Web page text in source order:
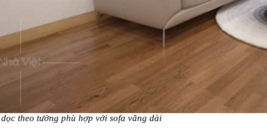
theo tường phù hợp với sofa văng dài